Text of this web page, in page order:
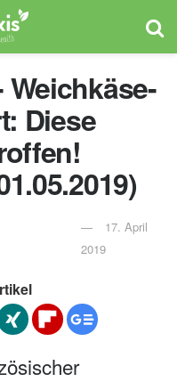
Weichkäse-
Diese
17. April
2019